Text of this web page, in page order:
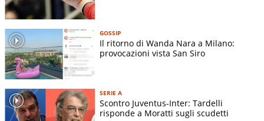
GOSSIP
Il ritorno di Wanda Nara a Milano:
provocazioni vista San Siro
SERIE A
Scontro Juventus-Inter: Tardelli
risponde a Moratti sugli scudetti